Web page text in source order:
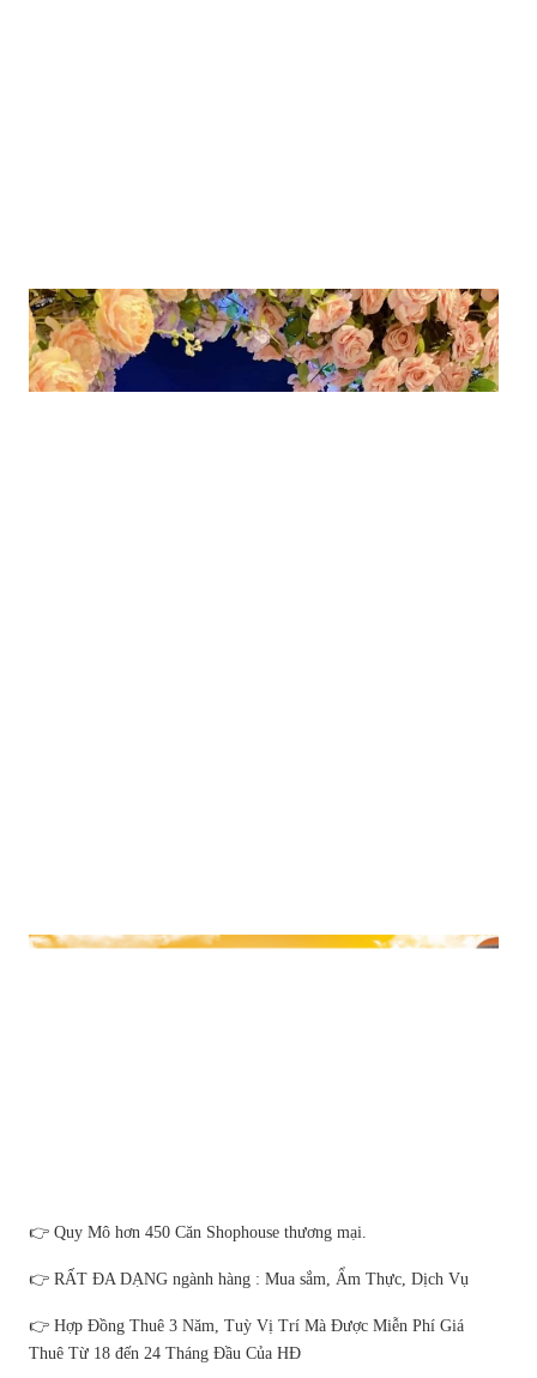
👉 Quy Mô hơn 450 Căn Shophouse thương mại.
👉 RẤT ĐA DẠNG ngành hàng : Mua sắm, Ẩm Thực, Dịch Vụ
👉 Hợp Đồng Thuê 3 Năm, Tuỳ Vị Trí Mà Được Miễn Phí Giá
Thuê Từ 18 đến 24 Tháng Đầu Của HĐ